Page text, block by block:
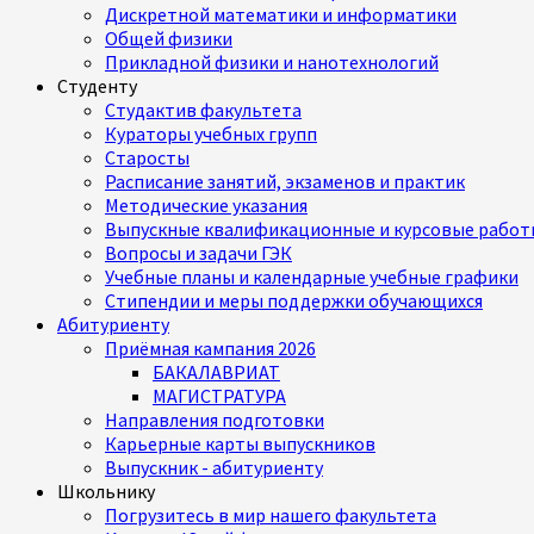
Дискретной математики и информатики
Общей физики
Прикладной физики и нанотехнологий
Студенту
Студактив факультета
Кураторы учебных групп
Старосты
Расписание занятий, экзаменов и практик
Методические указания
Выпускные квалификационные и курсовые
Вопросы и задачи ГЭК
Учебные планы и календарные учебные графики
Стипендии и меры поддержки обучающихся
Абитуриенту
Приёмная кампания 2026
БАКАЛАВРИАТ
МАГИСТРАТУРА
Направления подготовки
Карьерные карты выпускников
Выпускник - абитуриенту
Школьнику
Погрузитесь в мир нашего факультета